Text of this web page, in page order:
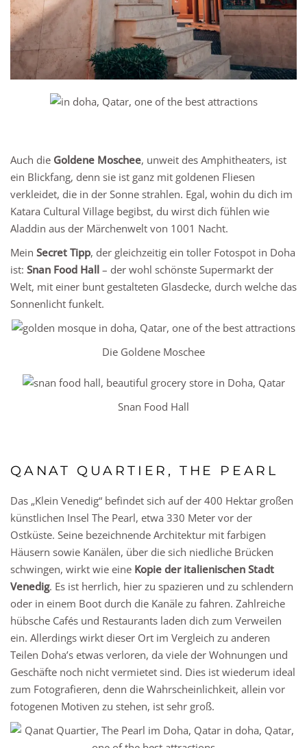
Auch die Goldene Moschee, unweit des Amphitheaters, ist
ein Blickfang, denn sie ist ganz mit goldenen Fliesen
verkleidet, die in der Sonne strahlen. Egal, wohin du dich im
Katara Cultural Village begibst, du wirst dich fühlen wie
Aladdin aus der Märchenwelt von 1001 Nacht.
Mein Secret Tipp, der gleichzeitig ein toller Fotospot in Doha
ist: Snan Food Hall – der wohl schönste Supermarkt der
Welt, mit einer bunt gestalteten Glasdecke, durch welche das
Sonnenlicht funkelt.
Die Goldene Moschee
Snan Food Hall
QANAT QUARTIER, THE PEARL
Das „Klein Venedig“ befindet sich auf der 400 Hektar großen
künstlichen Insel The Pearl, etwa 330 Meter vor der
Ostküste. Seine bezeichnende Architektur mit farbigen
Häusern sowie Kanälen, über die sich niedliche Brücken
schwingen, wirkt wie eine Kopie der italienischen Stadt
Venedig. Es ist herrlich, hier zu spazieren und zu schlendern
oder in einem Boot durch die Kanäle zu fahren. Zahlreiche
hübsche Cafés und Restaurants laden dich zum Verweilen
ein. Allerdings wirkt dieser Ort im Vergleich zu anderen
Teilen Doha’s etwas verloren, da viele der Wohnungen und
Geschäfte noch nicht vermietet sind. Dies ist wiederum ideal
zum Fotografieren, denn die Wahrscheinlichkeit, allein vor
fotogenen Motiven zu stehen, ist sehr groß.